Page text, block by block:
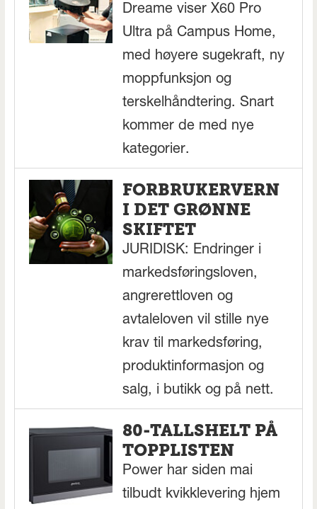
Dreame viser X60 Pro
Ultra på Campus Home,
med høyere sugekraft, ny
moppfunksjon og
terskelhåndtering. Snart
kommer de med nye
kategorier.
FORBRUKERVERN
I DET GRØNNE
SKIFTET
JURIDISK: Endringer i
markedsføringsloven,
angrerettloven og
avtaleloven vil stille nye
krav til markedsføring,
produktinformasjon og
salg, i butikk og på nett.
80-TALLSHELT PÅ
TOPPLISTEN
Power har siden mai
tilbudt kvikklevering hjem